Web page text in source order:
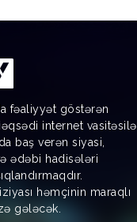
fəaliyyət göstərən
internet vasitəsilə
baş verən siyasi,
ədəbi hadisələri
həmçinin maraqlı
gələcək.